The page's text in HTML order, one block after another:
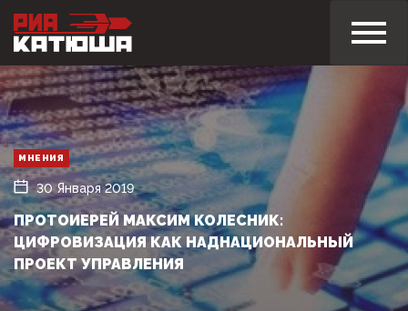
МНЕНИЯ
30 Января 2019
ПРОТОИЕРЕЙ МАКСИМ КОЛЕСНИК:
ЦИФРОВИЗАЦИЯ КАК НАДНАЦИОНАЛЬНЫЙ
ПРОЕКТ УПРАВЛЕНИЯ